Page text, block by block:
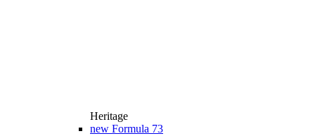
Heritage
new Formula 73